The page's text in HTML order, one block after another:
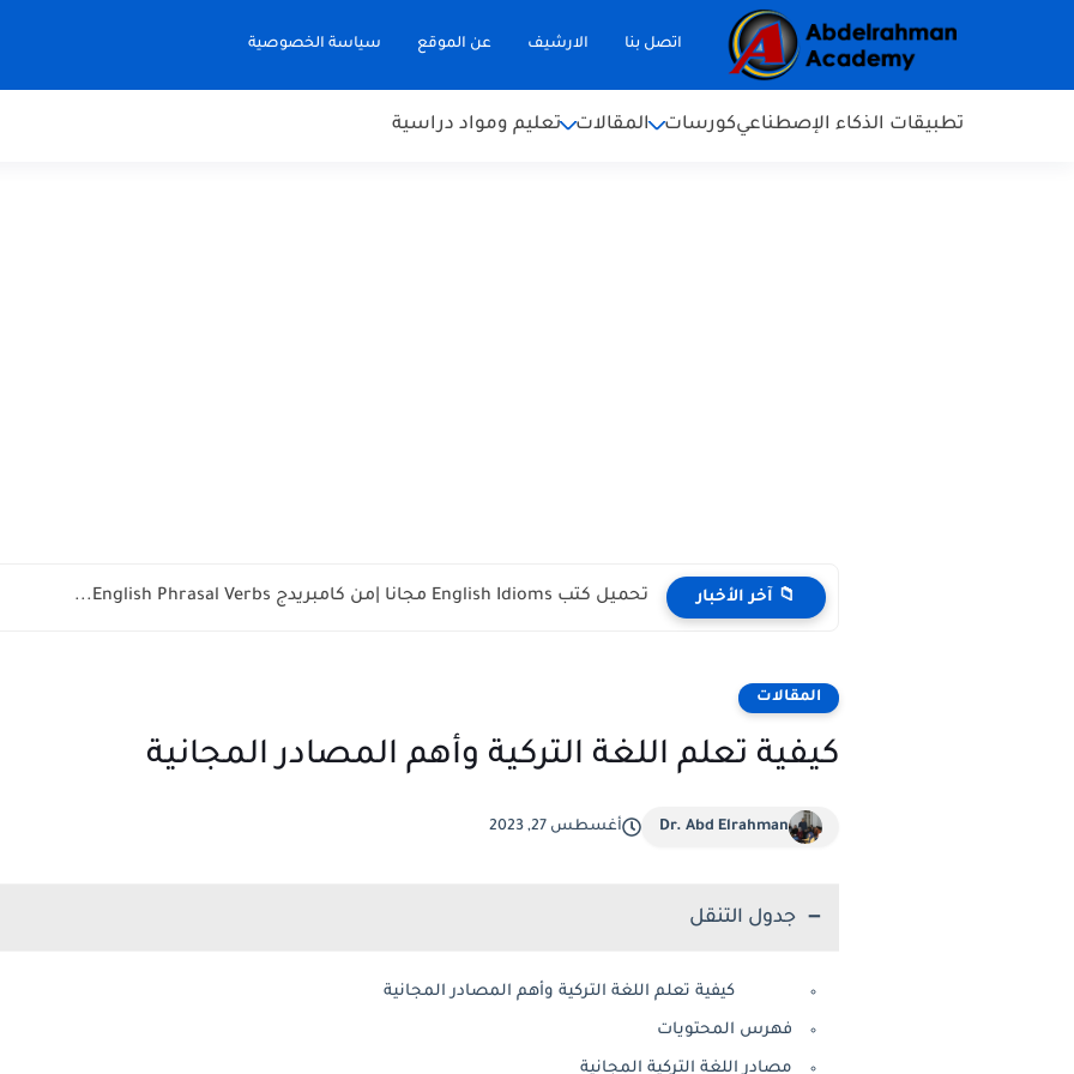
اتصل بنا الارشيف عن الموقع سياسة الخصوصية
تطبيقات الذكاء الإصطناعيكورسات المقالات تعليم ومواد دراسية
📁 آخر الأخبار تحميل كتب English Idioms مجانا |من كامبريدج English Phrasal Verbs...
المقالات
كيفية تعلم اللغة التركية وأهم المصادر المجانية
Dr. Abd Elrahman أغسطس 27, 2023
جدول التنقل
كيفية تعلم اللغة التركية وأهم المصادر المجانية
فهرس المحتويات
مصادر اللغة التركية المجانية